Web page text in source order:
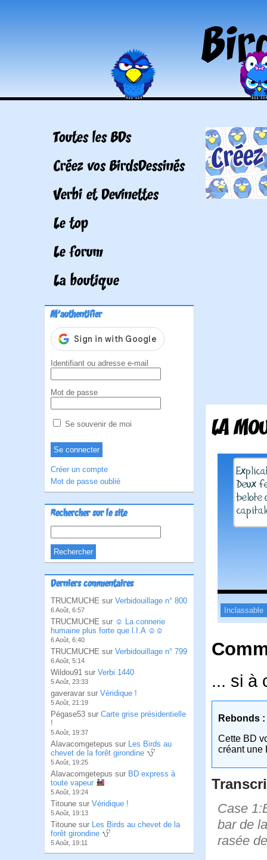
Toutes les BDs
Créez vos BirdsDessinés
Verbi et Devinettes
Le top
Le forum
La boutique
M'authentifier
Identifiant ou adresse e-mail
Mot de passe
Se souvenir de moi
Créer un compte
Mot de passe oublié
Rechercher sur le site
Derniers commentaires
TRUCMUCHE sur Verbidouillage n° 800
6 Août, 6:57
TRUCMUCHE sur ☺ La connerie
humaine plus forte que l.I.A ☺☺
6 Août, 6:40
TRUCMUCHE sur Verbidouillage n° 799
6 Août, 5:14
Wildou91 sur Verbi 1440
5 Août, 23:33
gaveravar sur Véridique !
5 Août, 21:19
Pégase53 sur Carte grise présidentielle
!
5 Août, 19:37
Alavacomgetepus sur Les Birds au
chevet de la forêt girondine
5 Août, 19:25
Alavacomgetepus sur BD express à
toute vapeur
5 Août, 19:24
Titoune sur Véridique !
5 Août, 19:13
Titoune sur Les Birds au chevet de la
forêt girondine
5 Août, 19:11
LA
Inclassable
... si à
Rebonds :
Cette BD
créant une
Case
bar de
rasée